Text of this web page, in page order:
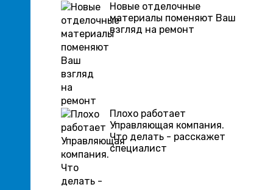
Новые отделочные
материалы поменяют Ваш
взгляд на ремонт
Плохо работает
Управляющая компания.
Что делать - расскажет
специалист